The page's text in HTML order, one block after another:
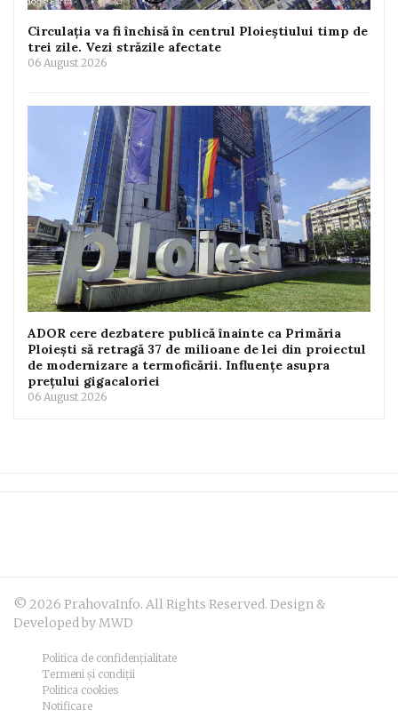
Circulația va fi închisă în centrul Ploieștiului timp de
trei zile. Vezi străzile afectate
06 August 2026
ADOR cere dezbatere publică înainte ca Primăria
Ploiești să retragă 37 de milioane de lei din proiectul
de modernizare a termoficării. Influențe asupra
prețului gigacaloriei
06 August 2026
© 2026 PrahovaInfo. All Rights Reserved. Design &
Developed by MWD
Politica de confidențialitate
Termeni și condiții
Politica cookies
Notificare